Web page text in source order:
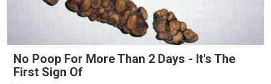
No Poop For More Than 2 Days - It's The
First Sign Of